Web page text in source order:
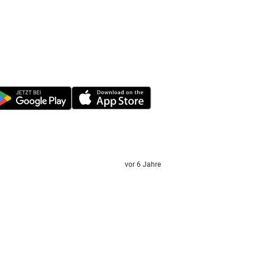
vor 6 Jahre